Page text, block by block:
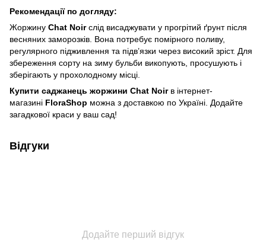
Рекомендації по догляду:
Жоржину Chat Noirслід висаджувати у прогрітий ґрунт після
весняних заморозків. Вона потребує помірного поливу,
регулярного підживлення та підв’язки через високий зріст. Для
збереження сорту на зиму бульби викопують, просушують і
зберігають у прохолодному місці.
Купити саджанець жоржини Chat Noirв інтернет-
магазині FloraShop можна з доставкою по Україні. Додайте
загадкової краси у ваш сад!
Відгуки
Додайте перший відгук